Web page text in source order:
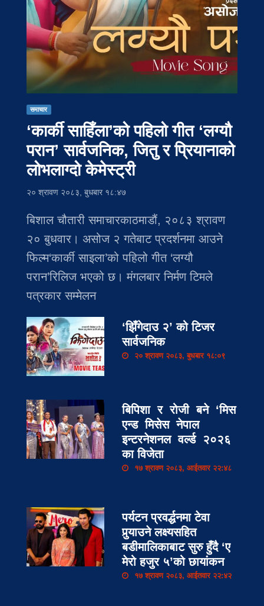
समाचार
‘कार्की साहिँला’को पहिलो गीत ‘लग्यौ
परान’ सार्वजनिक, जितु र प्रियानाको
लोभलाग्दो केमेस्ट्री
२० श्रावण २०८३, बुधबार १८:४७
बिशाल चौतारी समाचारकाठमाडौं, २०८३ श्रावण
२० बुधवार। असोज २ गतेबाट प्रदर्शनमा आउने
फिल्म‘कार्की साइला’को पहिलो गीत ‘लग्यौ
परान’रिलिज भएको छ। मंगलबार निर्मण टिमले
पत्रकार सम्मेलन
‘झिँगेदाउ २’ को टिजर
सार्वजनिक
२० श्रावण २०८३, बुधबार १८:०९
बिपिशा र रोजी बने ‘मिस
एन्ड मिसेस नेपाल
इन्टरनेशनल वर्ल्ड २०२६
का विजेता
१७ श्रावण २०८३, आईतवार २२:४८
पर्यटन प्रवर्द्धनमा टेवा
पुर्‍याउने लक्ष्यसहित
बडीमालिकाबाट सुरु हुँदै ‘ए
मेरो हजुर ५’को छायांकन
१७ श्रावण २०८३, आईतवार २२:४२